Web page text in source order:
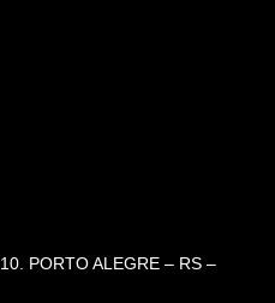
PORTO ALEGRE – RS –